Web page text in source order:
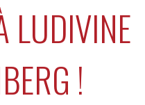
LUDIVINE
!